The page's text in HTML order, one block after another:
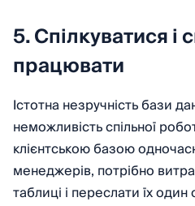
5. Спілкуватися і
працювати
Істотна незручність бази
неможливість спільної
клієнтською базою
менеджерів, потрібно
таблиці і переслати їх